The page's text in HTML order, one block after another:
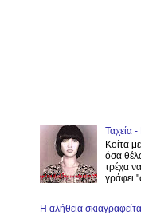
Ταχεία
Κοίτα
όσα
τρέχα
γράφει
H αλήθεια